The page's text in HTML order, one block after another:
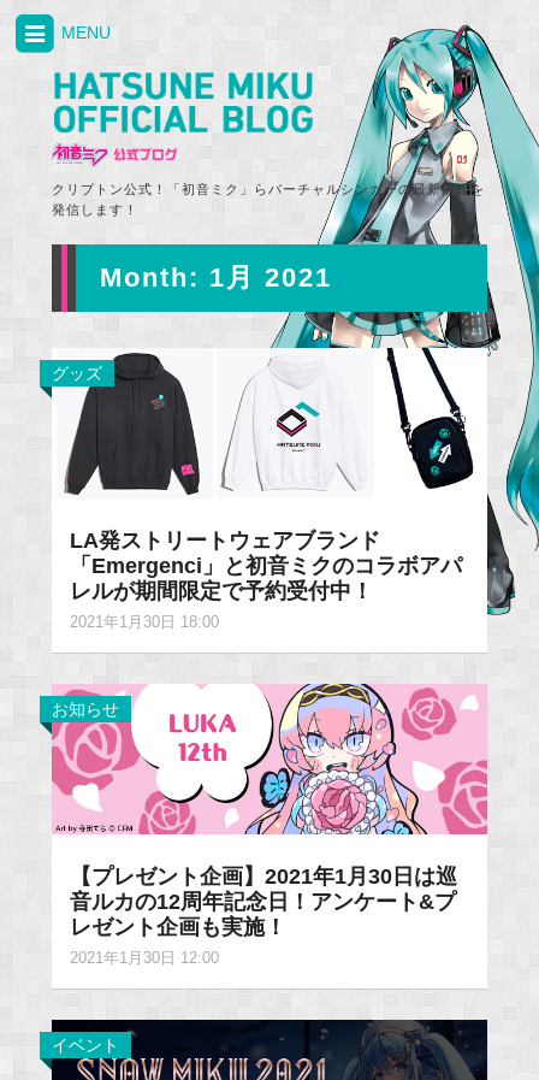
クリプトン公式！「初音ミク」らバーチャルシンガーの最新情報を
発信します！
MENU
Month: 1月 2021
グッズ
LA発ストリートウェアブランド
「Emergenci」と初音ミクのコラボアパ
レルが期間限定で予約受付中！
2021年1月30日 18:00
お知らせ
【プレゼント企画】2021年1月30日は巡
音ルカの12周年記念日！アンケート&プ
レゼント企画も実施！
2021年1月30日 12:00
イベント